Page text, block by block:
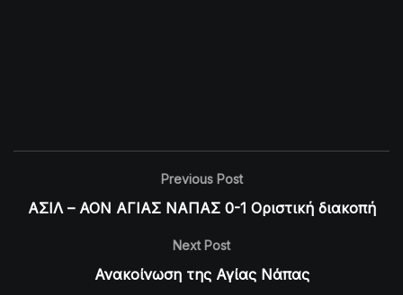
Previous Post
ΑΣΙΛ – ΑΟΝ ΑΓΙΑΣ ΝΑΠΑΣ 0-1 Οριστική διακοπή
Next Post
Ανακοίνωση της Αγίας Νάπας